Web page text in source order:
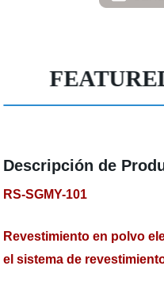
Descripción de
RS-SGMY-101
Revestimiento en polvo
el sistema de